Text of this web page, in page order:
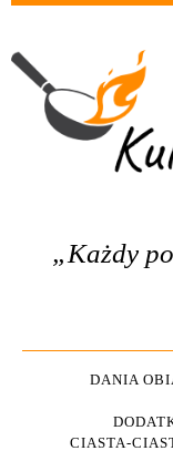
„Każdy
DANIA
CIASTA-